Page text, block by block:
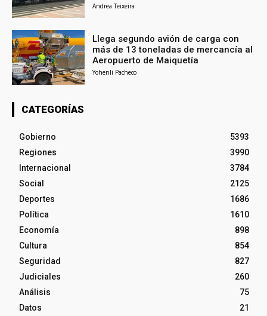
Andrea Teixeira
Llega segundo avión de carga con
más de 13 toneladas de mercancía al
Aeropuerto de Maiquetía
Yohenli Pacheco
CATEGORÍAS
Gobierno
5393
Regiones
3990
Internacional
3784
Social
2125
Deportes
1686
Política
1610
Economía
898
Cultura
854
Seguridad
827
Judiciales
260
Análisis
75
Datos
21